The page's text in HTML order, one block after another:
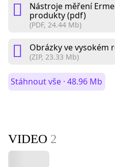
Nástroje měření
produkty (pdf)
(PDF, 24.44 Mb)
Obrázky ve vysokém
(ZIP, 23.33 Mb)
Stáhnout vše · 48.96 Mb
VIDEO 2